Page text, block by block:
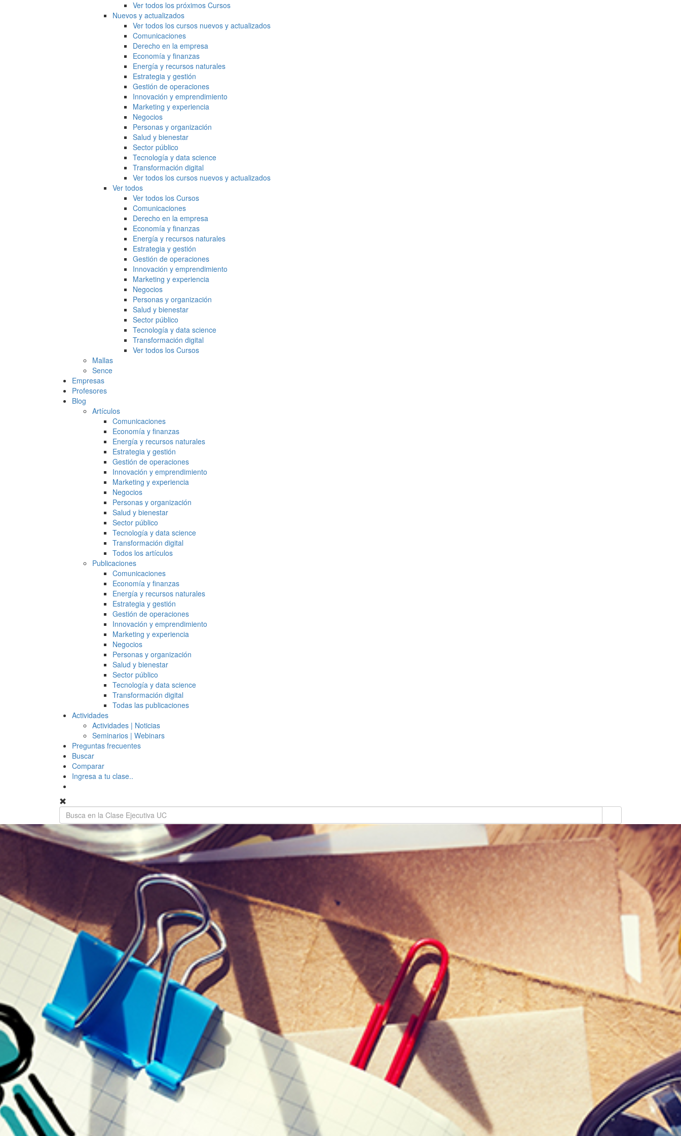
Ver todos los próximos Cursos
Nuevos y actualizados
Ver todos los cursos nuevos y actualizados
Comunicaciones
Derecho en la empresa
Economía y finanzas
Energía y recursos naturales
Estrategia y gestión
Gestión de operaciones
Innovación y emprendimiento
Marketing y experiencia
Negocios
Personas y organización
Salud y bienestar
Sector público
Tecnología y data science
Transformación digital
Ver todos los cursos nuevos y actualizados
Ver todos
Ver todos los Cursos
Comunicaciones
Derecho en la empresa
Economía y finanzas
Energía y recursos naturales
Estrategia y gestión
Gestión de operaciones
Innovación y emprendimiento
Marketing y experiencia
Negocios
Personas y organización
Salud y bienestar
Sector público
Tecnología y data science
Transformación digital
Ver todos los Cursos
Mallas
Sence
Empresas
Profesores
Blog
Artículos
Comunicaciones
Economía y finanzas
Energía y recursos naturales
Estrategia y gestión
Gestión de operaciones
Innovación y emprendimiento
Marketing y experiencia
Negocios
Personas y organización
Salud y bienestar
Sector público
Tecnología y data science
Transformación digital
Todos los artículos
Publicaciones
Comunicaciones
Economía y finanzas
Energía y recursos naturales
Estrategia y gestión
Gestión de operaciones
Innovación y emprendimiento
Marketing y experiencia
Negocios
Personas y organización
Salud y bienestar
Sector público
Tecnología y data science
Transformación digital
Todas las publicaciones
Actividades
Actividades | Noticias
Seminarios | Webinars
Preguntas frecuentes
Buscar
Comparar
Ingresa a tu clase..